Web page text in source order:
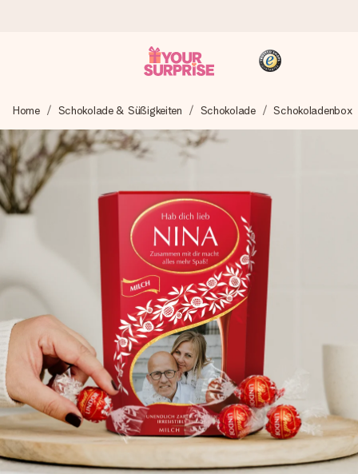
Wir bereiten dein Geschenk sorgfältig vor und schicken es
blitzschnell – damit du es genau zum richtigen Zeitpunkt
überreichen kannst, wenn es am meisten zählt.
4,8 (basierend auf +15.000 Bewertungen)
Unsere Geschenke begeistern. Kunden bewerten uns mit
4,8 bei Google Reviews (Gesamtergebnis aller Länder, in
die wir versenden).
+49 39292 929695
Montag - Freitag : 8:30 - 17:00 Uhr
Samstag - Sonntag : 8:30 - 13:00 Uhr
Home Schokolade & Süßigkeiten Schokolade Schokoladenbox